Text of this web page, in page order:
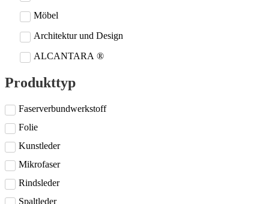
Möbel
Architektur und Design
ALCANTARA ®
Produkttyp
Faserverbundwerkstoff
Folie
Kunstleder
Mikrofaser
Rindsleder
Spaltleder